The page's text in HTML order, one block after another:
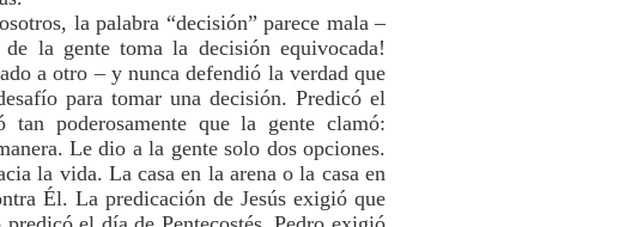
la palabra “decisión” parece mala –
la gente toma la decisión equivocada!
a otro – y nunca defendió la verdad que
para tomar una decisión. Predicó el
poderosamente que la gente clamó:
Le dio a la gente solo dos opciones.
la vida. La casa en la arena o la casa en
Él. La predicación de Jesús exigió que